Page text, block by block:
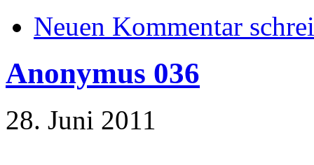
Neuen Kommentar
Anonymus 036
28. Juni 2011